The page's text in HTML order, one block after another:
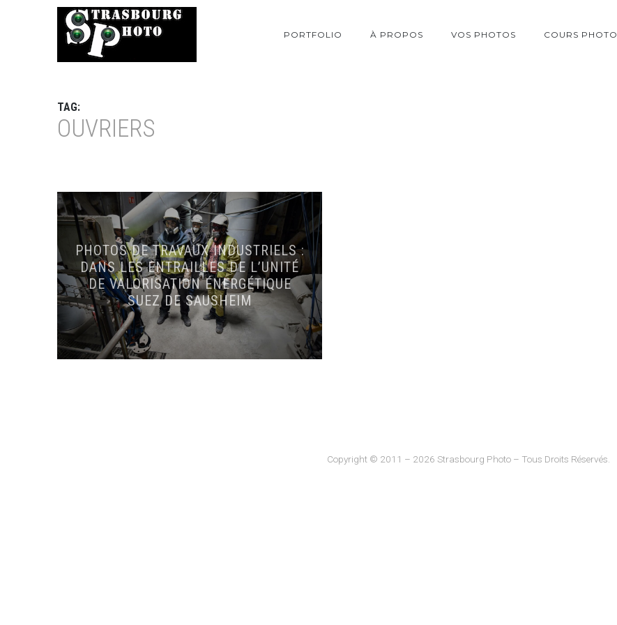
PORTFOLIO À PROPOS VOS PHOTOS COURS PHOTO
TAG:
OUVRIERS
PHOTOS DE TRAVAUX INDUSTRIELS :
DANS LES ENTRAILLES DE L’UNITÉ
DE VALORISATION ÉNERGÉTIQUE
SUEZ DE SAUSHEIM
Copyright © 2011 – 2026 Strasbourg Photo – Tous Droits Réservés.